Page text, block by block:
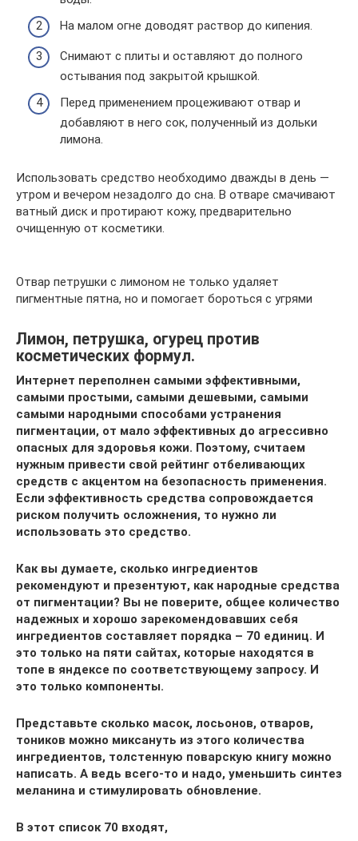
На малом огне доводят раствор до кипения.
Снимают с плиты и оставляют до полного
остывания под закрытой крышкой.
Перед применением процеживают отвар и
добавляют в него сок, полученный из дольки
лимона.
Использовать средство необходимо дважды в день —
утром и вечером незадолго до сна. В отваре смачивают
ватный диск и протирают кожу, предварительно
очищенную от косметики.
Отвар петрушки с лимоном не только удаляет
пигментные пятна, но и помогает бороться с угрями
Лимон, петрушка, огурец против
косметических формул.
Интернет переполнен самыми эффективными,
самыми простыми, самыми дешевыми, самыми
самыми народными способами устранения
пигментации, от мало эффективных до агрессивно
опасных для здоровья кожи. Поэтому, считаем
нужным привести свой рейтинг отбеливающих
средств с акцентом на безопасность применения.
Если эффективность средства сопровождается
риском получить осложнения, то нужно ли
использовать это средство.
Как вы думаете, сколько ингредиентов
рекомендуют и презентуют, как народные средства
от пигментации? Вы не поверите, общее количество
надежных и хорошо зарекомендовавших себя
ингредиентов составляет порядка – 70 единиц. И
это только на пяти сайтах, которые находятся в
топе в яндексе по соответствующему запросу. И
это только компоненты.
Представьте сколько масок, лосьонов, отваров,
тоников можно миксануть из этого количества
ингредиентов, толстенную поварскую книгу можно
написать. А ведь всего-то и надо, уменьшить синтез
меланина и стимулировать обновление.
В этот список 70 входят,